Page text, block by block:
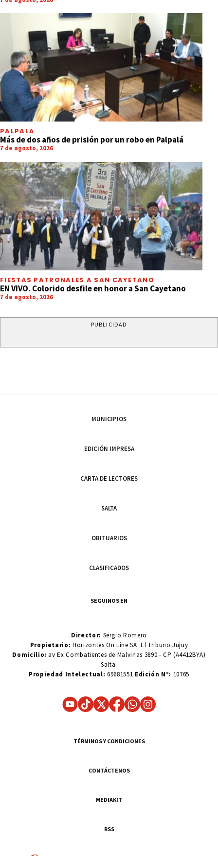
PALPALÁ
Más de dos años de prisión por un robo en Palpalá
7 de agosto, 2026
FIESTAS PATRONALES A SAN CAYETANO
EN VIVO. Colorido desfile en honor a San Cayetano
7 de agosto, 2026
PUBLICIDAD
MUNICIPIOS
EDICIÓN IMPRESA
CARTA DE LECTORES
SALTA
OBITUARIOS
CLASIFICADOS
SEGUINOS EN
Director: Sergio Romero
Propietario:Horizontes On Line SA. El Tribuno Jujuy
Domicilio: av Ex Combatientes de Malvinas 3890 - CP (A4412BYA)
Salta.
Propiedad Intelectual: 69681551 Edición N°: 10765
TÉRMINOS Y CONDICIONES
CONTÁCTENOS
MEDIAKIT
RSS